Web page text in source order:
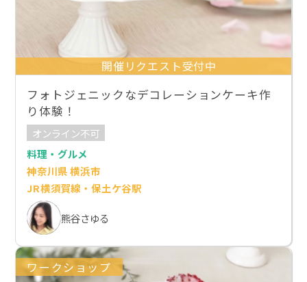
開催リクエスト受付中
フォトジェニックなデコレーションケーキ作
り体験！
オンライン不可
料理・グルメ
神奈川県 横浜市
JR横須賀線・保土ケ谷駅
熊谷さゆる
ワークショップ